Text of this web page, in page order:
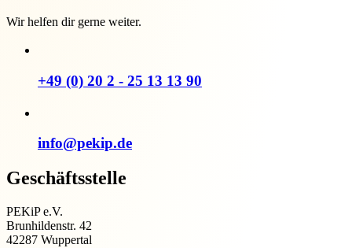
Wir helfen dir gerne weiter.
+49 (0) 20 2 - 25 13 13 90
info@pekip.de
Geschäftsstelle
PEKiP e.V.
Brunhildenstr. 42
42287 Wuppertal